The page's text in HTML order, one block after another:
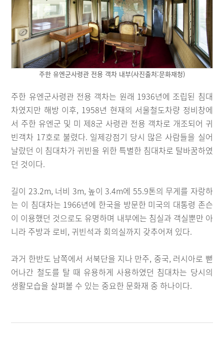
주한 유엔군사령관 전용 객차 내부(사진출처:문화재청)
주한 유엔군사령관 전용 객차는 원래 1936년에 조립된 침대
차였지만 해방 이후, 1958년 현재의 서울철도차량 정비창에
서 주한 유엔군 및 미 제8군 사령관 전용 객차로 개조되어 귀
빈객차 17호로 불렸다. 일제강점기 당시 많은 사람들을 실어
날랐던 이 침대차가 귀빈을 위한 특별한 침대차로 탈바꿈하였
던 것이다.
길이 23.2m, 너비 3m, 높이 3.4m에 55.9톤의 무게를 자랑하
는 이 침대차는 1966년에 한국을 방문한 미국의 대통령 존슨
이 이용했던 것으로도 유명하며 내부에는 침실과 객실뿐만 아
니라 주방과 로비, 귀빈석과 회의실까지 갖추어져 있다.
과거 한반도 남쪽에서 서북단을 지나 만주, 중국, 러시아로 뻗
어나간 철도를 탈 때 유용하게 사용하였던 침대차는 당시의
생활모습을 살펴볼 수 있는 중요한 문화재 중 하나이다.